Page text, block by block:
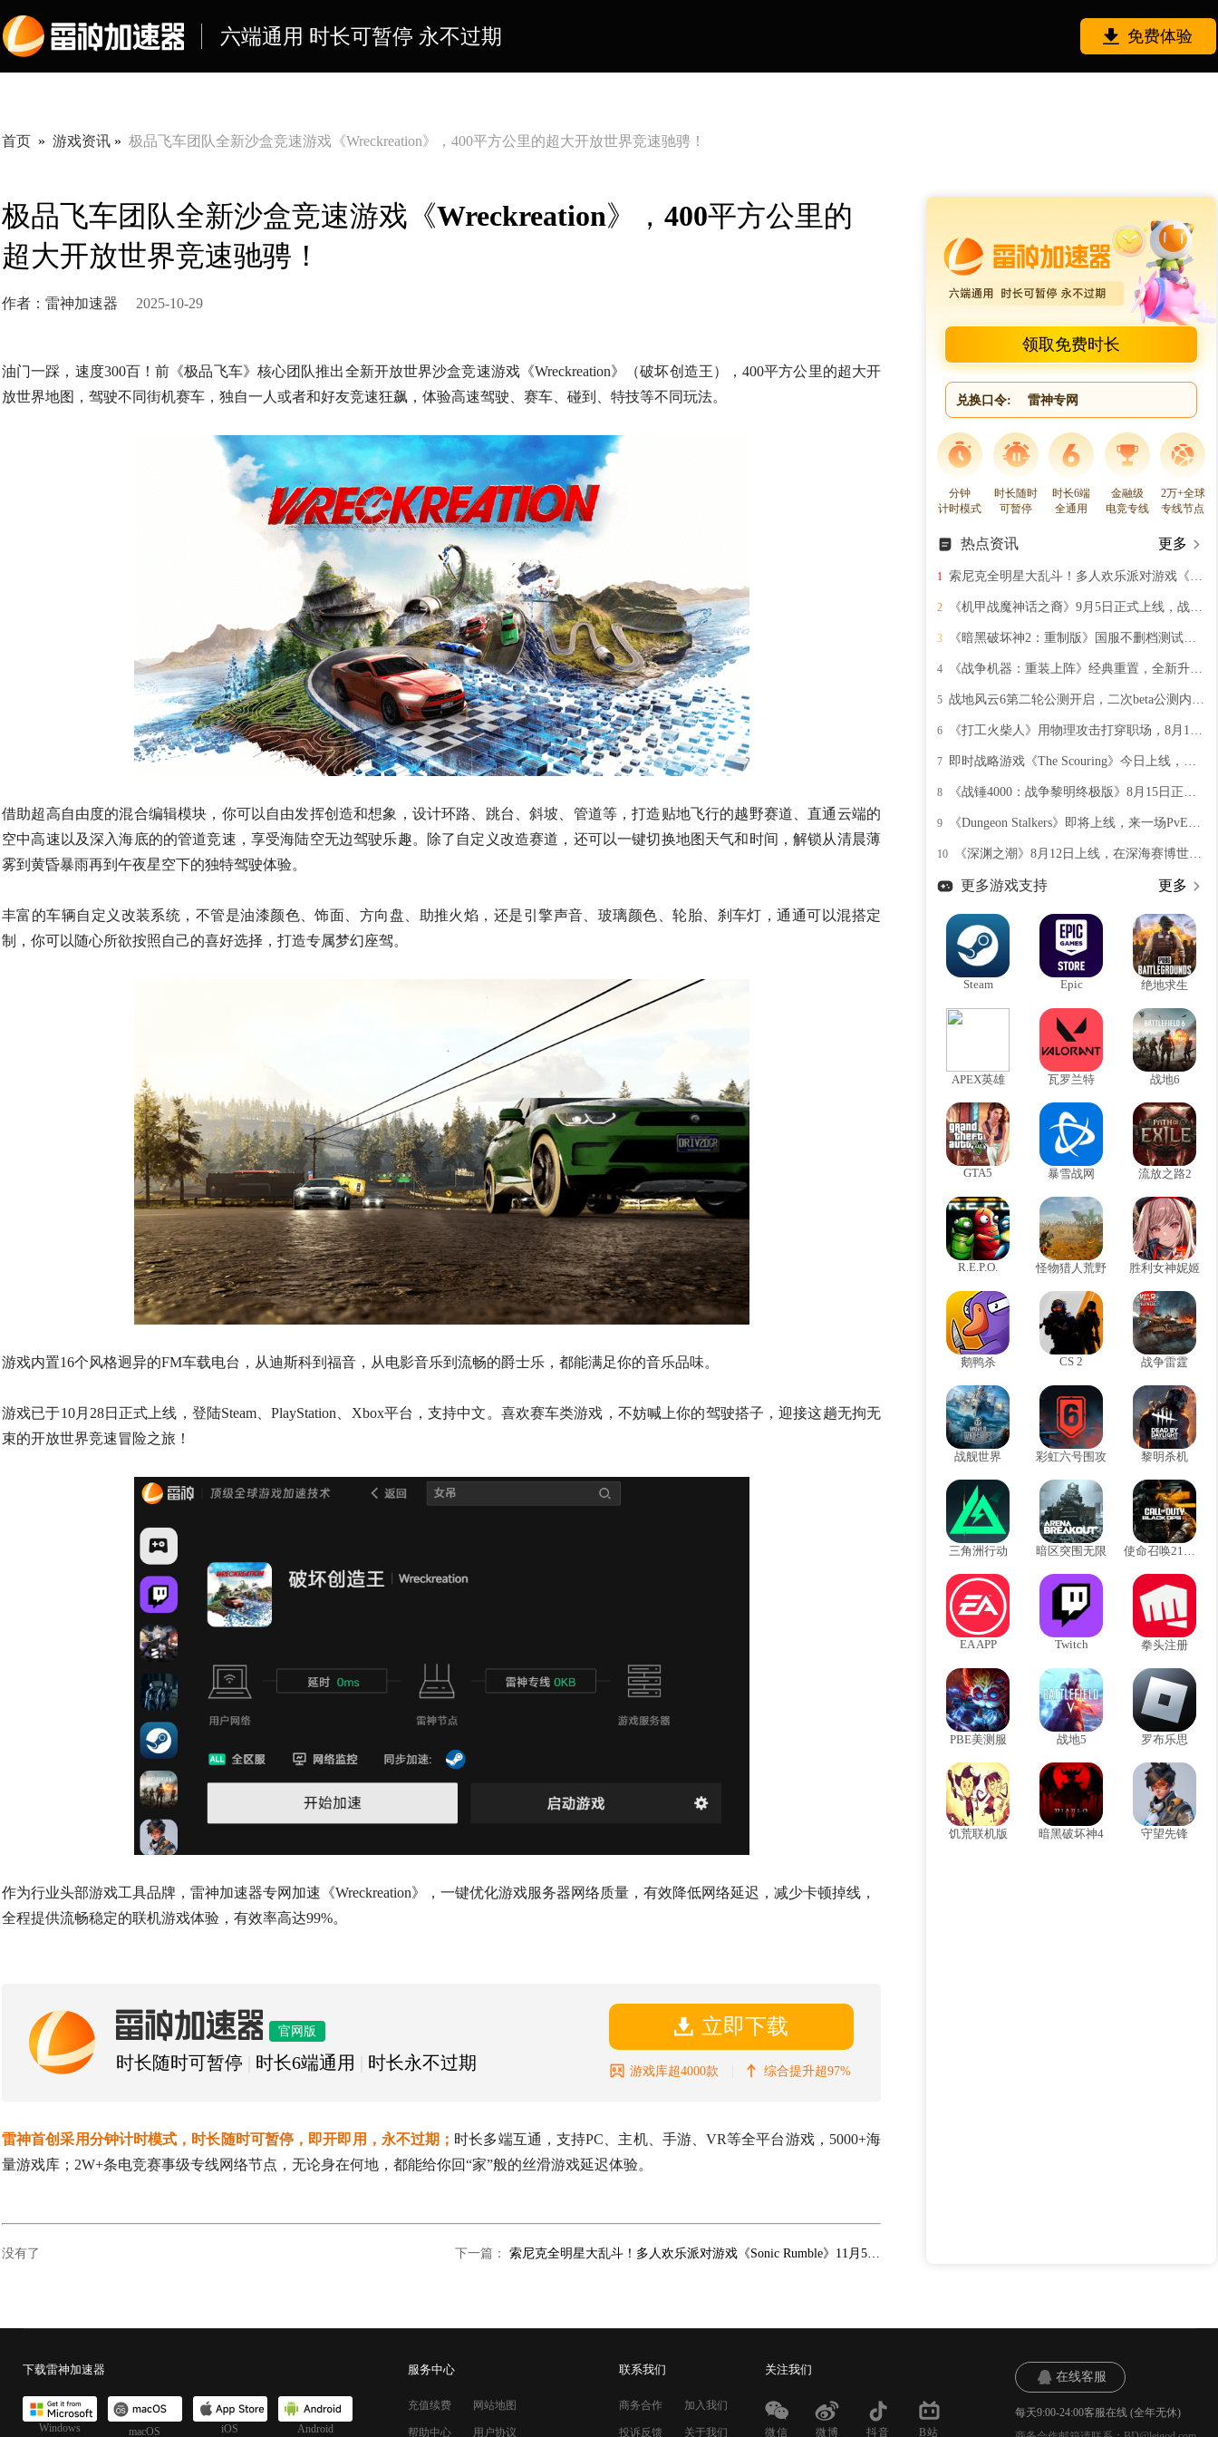
六端通用 时长可暂停 永不过期 免费体验
首页 » 游戏资讯 » 极品飞车团队全新沙盒竞速游戏《Wreckreation》，400平方公里的超大开放世界竞速驰骋！
极品飞车团队全新沙盒竞速游戏《Wreckreation》，400平方公里的
超大开放世界竞速驰骋！
作者：雷神加速器 2025-10-29
油门一踩，速度300百！前《极品飞车》核心团队推出全新开放世界沙盒竞速游戏《Wreckreation》（破坏创造王），400平方公里的超大开
放世界地图，驾驶不同街机赛车，独自一人或者和好友竞速狂飙，体验高速驾驶、赛车、碰到、特技等不同玩法。
借助超高自由度的混合编辑模块，你可以自由发挥创造和想象，设计环路、跳台、斜坡、管道等，打造贴地飞行的越野赛道、直通云端的
空中高速以及深入海底的的管道竞速，享受海陆空无边驾驶乐趣。除了自定义改造赛道，还可以一键切换地图天气和时间，解锁从清晨薄
雾到黄昏暴雨再到午夜星空下的独特驾驶体验。
丰富的车辆自定义改装系统，不管是油漆颜色、饰面、方向盘、助推火焰，还是引擎声音、玻璃颜色、轮胎、刹车灯，通通可以混搭定
制，你可以随心所欲按照自己的喜好选择，打造专属梦幻座驾。
游戏内置16个风格迥异的FM车载电台，从迪斯科到福音，从电影音乐到流畅的爵士乐，都能满足你的音乐品味。
游戏已于10月28日正式上线，登陆Steam、PlayStation、Xbox平台，支持中文。喜欢赛车类游戏，不妨喊上你的驾驶搭子，迎接这趟无拘无
束的开放世界竞速冒险之旅！
作为行业头部游戏工具品牌，雷神加速器专网加速《Wreckreation》，一键优化游戏服务器网络质量，有效降低网络延迟，减少卡顿掉线，
全程提供流畅稳定的联机游戏体验，有效率高达99%。
雷神加速器 官网版
时长随时可暂停 时长6端通用 时长永不过期
立即下载
游戏库超4000款 | 综合提升超97%
雷神首创采用分钟计时模式，时长随时可暂停，即开即用，永不过期； 时长多端互通，支持PC、主机、手游、VR等全平台游戏，5000+海
量游戏库；2W+条电竞赛事级专线网络节点，无论身在何地，都能给你回“家”般的丝滑游戏延迟体验。
没有了 下一篇：
领取免费时长
兑换口令: 雷神专网
分钟
计时模式
时长随时
可暂停
时长6端
全通用
金融级
电竞专线
2万+全球
专线节点
热点资讯 更多
1 索尼克全明星大乱斗！多人欢乐派对游戏《Sonic Rumble》11月5日登陆Steam
2 《机甲战魔神话之裔》9月5日正式上线，战争开始机甲出击
3 《暗黑破坏神2：重制版》国服不删档测试开启：经典重生，暗黑再临
4 《战争机器：重装上阵》经典重置，全新升级带来视听盛宴
5 战地风云6第二轮公测开启，二次beta公测内容详情介绍
6 《打工火柴人》用物理攻击打穿职场，8月19日Steam开启血腥晋升之路
7 即时战略游戏《The Scouring》今日上线，终极RTS创造无限可能
8 《战锤4000：战争黎明终极版》8月15日正式上线，经典重温横扫战场
9 《Dungeon Stalkers》即将上线，来一场PvEvP地牢探险
10 《深渊之潮》8月12日上线，在深海赛博世界里开始射击冒险
更多游戏支持 更多
Steam Epic 绝地求生
APEX英雄 瓦罗兰特 战地6
GTA5 暴雪战网 流放之路2
R.E.P.O. 怪物猎人荒野 胜利女神妮姬
鹅鸭杀 CS 2 战争雷霆
战舰世界 彩虹六号围攻 黎明杀机
三角洲行动 暗区突围无限 使命召唤21黑色行动6
EA APP Twitch 拳头注册
PBE美测服 战地5 罗布乐思
饥荒联机版 暗黑破坏神4 守望先锋
下载雷神加速器
Windows macOS iOS Android
服务中心
充值续费 网站地图
帮助中心 用户协议
联系我们
商务合作 加入我们
投诉反馈 关于我们
关注我们
微信 微博 抖音 B站
在线客服
每天9:00-24:00客服在线 (全年无休)